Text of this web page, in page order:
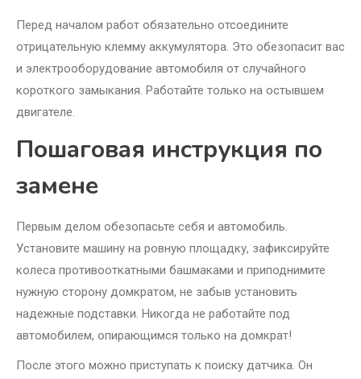
Перед началом работ обязательно отсоедините
отрицательную клемму аккумулятора. Это обезопасит вас
и электрооборудование автомобиля от случайного
короткого замыкания. Работайте только на остывшем
двигателе.
Пошаговая инструкция по
замене
Первым делом обезопасьте себя и автомобиль.
Установите машину на ровную площадку, зафиксируйте
колеса противооткатными башмаками и приподнимите
нужную сторону домкратом, не забыв установить
надежные подставки. Никогда не работайте под
автомобилем, опирающимся только на домкрат!
После этого можно приступать к поиску датчика. Он